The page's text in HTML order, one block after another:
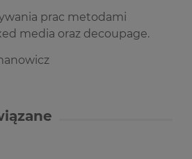
prac metodami
media oraz decoupage.